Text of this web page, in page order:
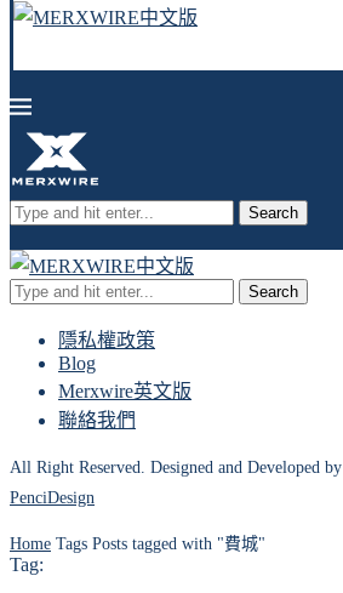
Search
Search
隱私權政策
Blog
Merxwire英文版
聯絡我們
All Right Reserved. Designed and Developed by
PenciDesign
Home Tags Posts tagged with "費城"
Tag: